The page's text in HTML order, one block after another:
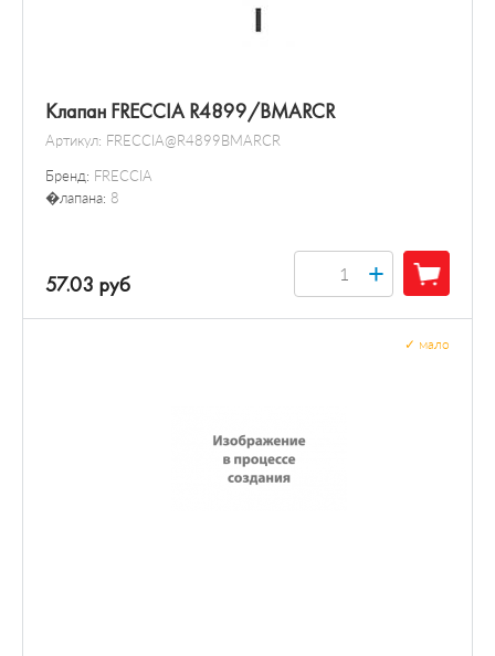
Клапан FRECCIA R4899/BMARCR
Артикул: FRECCIA@R4899BMARCR
Бренд: FRECCIA
�лапана: 8
57.03 руб +
мало